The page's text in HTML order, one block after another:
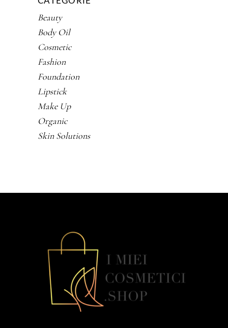
Beauty
Body Oil
Cosmetic
Fashion
Foundation
Lipstick
Make Up
Organic
Skin Solutions